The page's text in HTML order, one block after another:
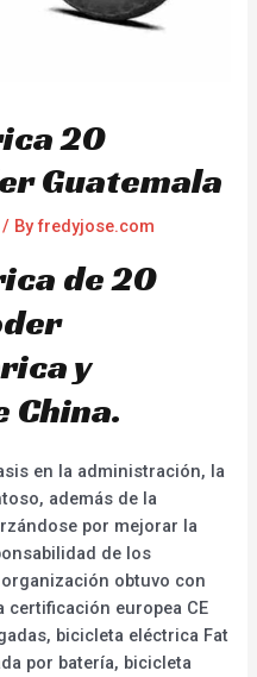
20
Guatemala
/ Byfredyjose.com
de 20
y
China.
en la administración, la
además de la
por mejorar la
de los
obtuvo con
certificación europea CE
bicicleta eléctrica Fat
por batería, bicicleta